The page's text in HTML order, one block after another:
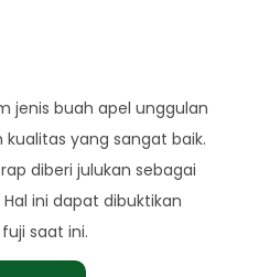
jenis buah apel unggulan
yang sangat baik.
diberi julukan sebagai
ini dapat dibuktikan
saat ini.